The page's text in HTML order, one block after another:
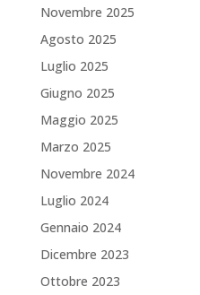
Novembre 2025
Agosto 2025
Luglio 2025
Giugno 2025
Maggio 2025
Marzo 2025
Novembre 2024
Luglio 2024
Gennaio 2024
Dicembre 2023
Ottobre 2023